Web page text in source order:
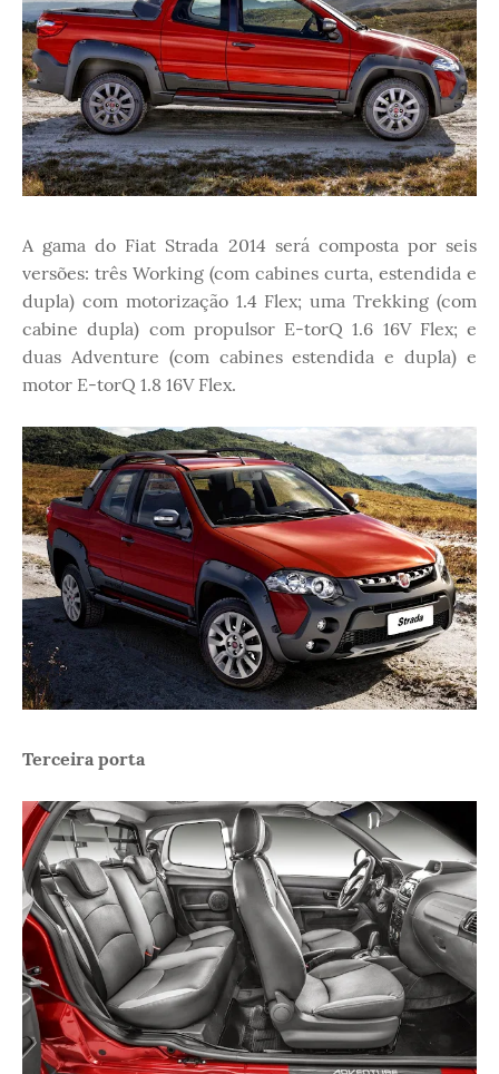
A gama do Fiat Strada 2014 será composta por seis
versões: três Working (com cabines curta, estendida e
dupla) com motorização 1.4 Flex; uma Trekking (com
cabine dupla) com propulsor E-torQ 1.6 16V Flex; e
duas Adventure (com cabines estendida e dupla) e
motor E-torQ 1.8 16V Flex.
Terceira porta